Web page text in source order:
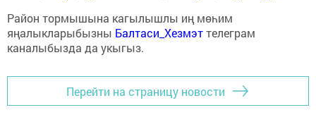
Район тормышына кагылышлы иң мөһим
яңалыкларыбызны Балтаси_Хезмэттелеграм
каналыбызда да укыгыз.
Перейти на страницу новости